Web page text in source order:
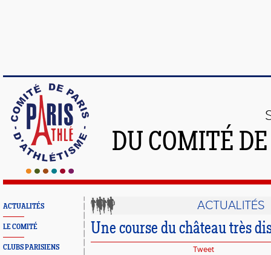
DU COMITÉ
ACTUALITÉS
LE COMITÉ
CLUBS PARISIENS
ACTUALITÉS
Une course du château très
Tweet